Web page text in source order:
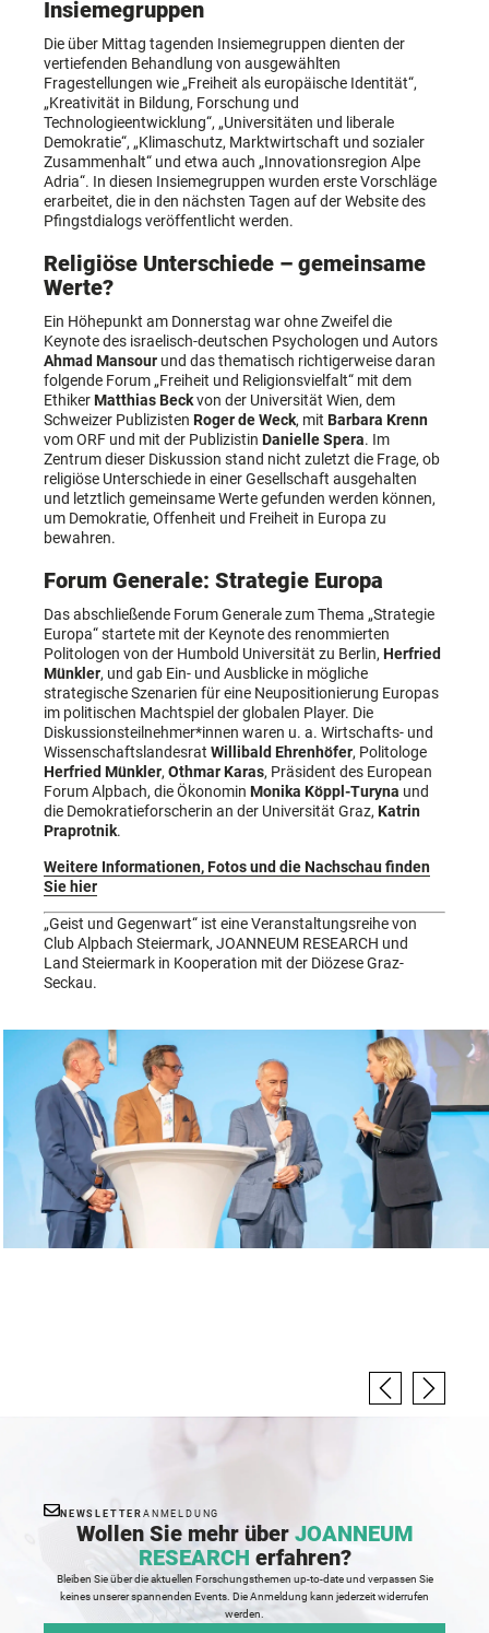
Insiemegruppen
Die über Mittag tagenden Insiemegruppen dienten der
vertiefenden Behandlung von ausgewählten
Fragestellungen wie „Freiheit als europäische Identität“,
„Kreativität in Bildung, Forschung und
Technologieentwicklung“, „Universitäten und liberale
Demokratie“, „Klimaschutz, Marktwirtschaft und sozialer
Zusammenhalt“ und etwa auch „Innovationsregion Alpe
Adria“. In diesen Insiemegruppen wurden erste Vorschläge
erarbeitet, die in den nächsten Tagen auf der Website des
Pfingstdialogs veröffentlicht werden.
Religiöse Unterschiede – gemeinsame
Werte?
Ein Höhepunkt am Donnerstag war ohne Zweifel die
Keynote des israelisch-deutschen Psychologen und Autors
Ahmad Mansour und das thematisch richtigerweise daran
folgende Forum „Freiheit und Religionsvielfalt“ mit dem
EthikerMatthias Beckvon der Universität Wien, dem
Schweizer Publizisten Roger de Weck, mit Barbara Krenn
vom ORF und mit der Publizistin Danielle Spera. Im
Zentrum dieser Diskussion stand nicht zuletzt die Frage, ob
religiöse Unterschiede in einer Gesellschaft ausgehalten
und letztlich gemeinsame Werte gefunden werden können,
um Demokratie, Offenheit und Freiheit in Europa zu
bewahren.
Forum Generale: Strategie Europa
Das abschließende Forum Generale zum Thema „Strategie
Europa“ startete mit der Keynote des renommierten
Politologen von der Humbold Universität zu Berlin, Herfried
Münkler, und gab Ein- und Ausblicke in mögliche
strategische Szenarien für eine Neupositionierung Europas
im politischen Machtspiel der globalen Player. Die
Diskussionsteilnehmer*innen waren u. a. Wirtschafts- und
Wissenschaftslandesrat Willibald Ehrenhöfer, Politologe
Herfried Münkler, Othmar Karas, Präsident des European
Forum Alpbach, die Ökonomin Monika Köppl-Turyna und
die Demokratieforscherin an der Universität Graz, Katrin
Praprotnik.
Weitere Informationen, Fotos und die Nachschau finden
Sie hier
„Geist und Gegenwart“ ist eine Veranstaltungsreihe von
Club Alpbach Steiermark, JOANNEUM RESEARCH und
Land Steiermark in Kooperation mit der Diözese Graz-
Seckau.
NEWSLETTER ANMELDUNG
Wollen Sie mehr über JOANNEUM
RESEARCH erfahren?
Bleiben Sie über die aktuellen Forschungsthemen up-to-date und verpassen Sie
keines unserer spannenden Events. Die Anmeldung kann jederzeit widerrufen
werden.